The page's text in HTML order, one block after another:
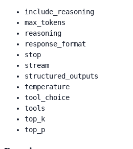
include_reasoning
max_tokens
reasoning
response_format
stop
stream
structured_outputs
temperature
tool_choice
tools
top_k
top_p